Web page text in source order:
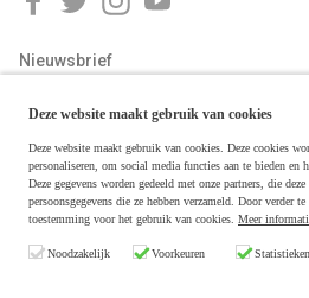
Nieuwsbrief
Deze website maakt gebruik van cookies
Deze website maakt gebruik van cookies. Deze cookies
personaliseren, om social media functies aan te bieden en
Deze gegevens worden gedeeld met onze partners, die
persoonsgegevens die ze hebben verzameld. Door verder
toestemming voor het gebruik van cookies. Meer
Noodzakelijk Voorkeuren Statistieken